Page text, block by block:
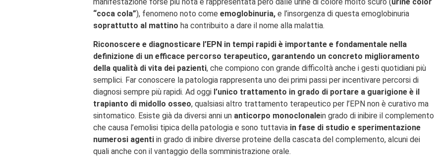
“coca cola”), fenomeno noto come emoglobinuria, e l’insorgenza di questa emoglobinuria
soprattutto al mattino ha contribuito a dare il nome alla malattia.
Riconoscere e diagnosticare l’EPN in tempi rapidi è importante e fondamentale nella
definizione di un efficace percorso terapeutico, garantendo un concreto miglioramento
della qualità di vita dei pazienti, che compiono con grande difficoltà anche i gesti quotidiani più
semplici. Far conoscere la patologia rappresenta uno dei primi passi per incentivare percorsi di
diagnosi sempre più rapidi. Ad oggi l’unico trattamento in grado di portare a guarigione è il
trapianto di midollo osseo, qualsiasi altro trattamento terapeutico per l’EPN non è curativo ma
sintomatico. Esiste già da diversi anni un anticorpo monoclonalein grado di inibire il complemento
che causa l’emolisi tipica della patologia e sono tuttavia in fase di studio e sperimentazione
numerosi agenti in grado di inibire diverse proteine della cascata del complemento, alcuni dei
quali anche con il vantaggio della somministrazione orale.